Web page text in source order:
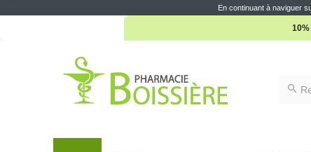
En continuant à naviguer